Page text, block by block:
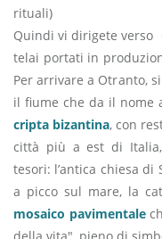
rituali)
Quindi vi dirigete verso
telai portati in
Per arrivare a Otranto,
il fiume che da il nome
cripta bizantina, con
città più a est di
tesori: l’antica chiesa di
a picco sul mare, la
mosaico pavimentale